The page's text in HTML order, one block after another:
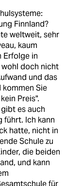
Finnland?
weltweit, sehr
kaum
Erfolge in
doch nicht
und das
Sie
Preis".
es auch
führt. Ich kann
hatte, nicht in
Schule zu
die beiden
und kann